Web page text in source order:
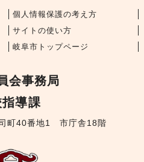
個人情報保護の考え方
サイトの使い方
岐阜市トップページ
会事務局
指導課
町40番地1 市庁舎18階